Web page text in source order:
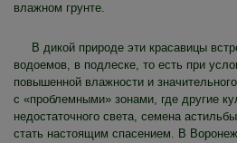
влажном грунте.
В дикой природе эти красавицы
водоемов, в подлеске, то есть при
повышенной влажности и
с «проблемными» зонами, где другие
недостаточного света, семена
стать настоящим спасением. В